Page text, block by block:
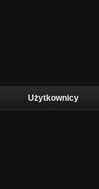
Użytkownicy